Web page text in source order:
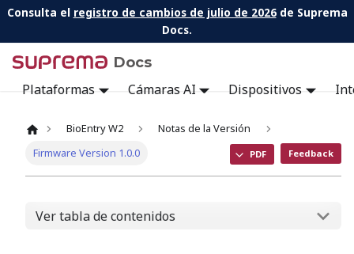
Consulta el registro de cambios de julio de 2026de Suprema
Docs.
Docs
Plataformas
Cámaras AI Dispositivos
BioEntry W2
Notas de la Versión
Firmware Version 1.0.0
PDF Feedback
Ver tabla de contenidos